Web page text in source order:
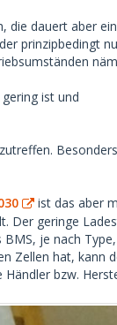
die dauert aber
prinzipbedingt
ist und
ist das aber
Der geringe
je nach
Zellen hat, kann
bzw.